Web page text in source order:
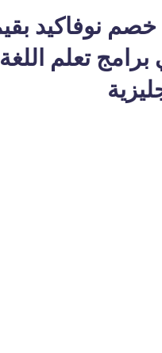
تعلم اللغة